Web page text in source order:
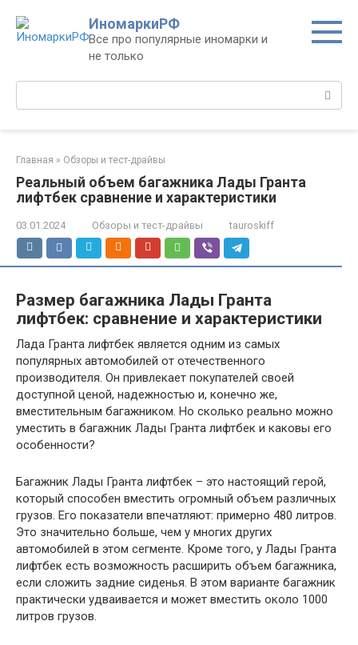
контенту
ИномаркиРФ
Все про популярные иномарки и
не только
Поиск:
Главная » Обзоры и тест-драйвы
Реальный объем багажника Лады Гранта
лифтбек сравнение и характеристики
03.01.2024 Обзоры и тест-драйвы tauroskiff
Размер багажника Лады Гранта
лифтбек: сравнение и характеристики
Лада Гранта лифтбек является одним из самых
популярных автомобилей от отечественного
производителя. Он привлекает покупателей своей
доступной ценой, надежностью и, конечно же,
вместительным багажником. Но сколько реально можно
уместить в багажник Лады Гранта лифтбек и каковы его
особенности?
Багажник Лады Гранта лифтбек – это настоящий герой,
который способен вместить огромный объем различных
грузов. Его показатели впечатляют: примерно 480 литров.
Это значительно больше, чем у многих других
автомобилей в этом сегменте. Кроме того, у Лады Гранта
лифтбек есть возможность расширить объем багажника,
если сложить задние сиденья. В этом варианте багажник
практически удваивается и может вместить около 1000
литров грузов.